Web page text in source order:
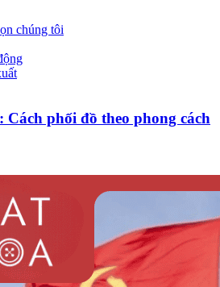
chúng tôi
phối đồ theo phong cách